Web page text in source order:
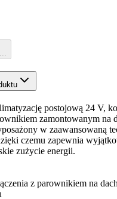
postojową 24 V,
zamontowanym na
w zaawansowaną
czemu zapewnia
zużycie energii.
z parownikiem na